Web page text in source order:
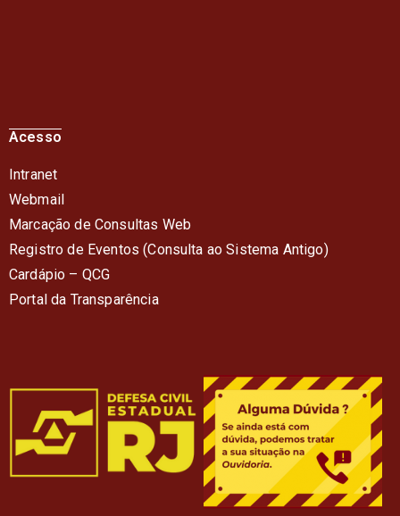
Acesso
Intranet
Webmail
Marcação de Consultas Web
Registro de Eventos (Consulta ao Sistema Antigo)
Cardápio – QCG
Portal da Transparência